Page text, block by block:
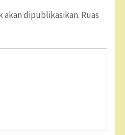
akan dipublikasikan. Ruas